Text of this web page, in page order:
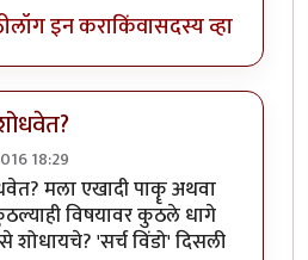
लॉग इन कराकिंवासदस्य व्हा
18:29
मला एखादी पाकॄ अथवा
विषयावर कुठले धागे
'सर्च विंडो' दिसली